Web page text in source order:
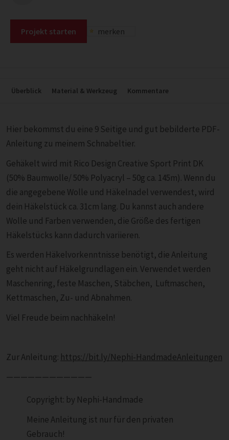
Projekt starten merken
Überblick Material & Werkzeug Kommentare
Hier bekommst du eine 9 Seitige und gut bebilderte PDF-
Anleitung zu meinem Schnabeltier.
Gehäkelt wird mit Rico Design Creative Sport Print DK
(50% Baumwolle/ 50% Polyacryl – 50g ca. 145m). Wenn du
die angegebene Wolle und Häkelnadel verwendest, wird
dein Häkelstück ca. 31cm lang. Du kannst auch andere
Wolle und Farben verwenden, die Größe des fertigen
Häkelstücks kann dadurch variieren.
Es werden Häkelvorkenntnisse benötigt, die Anleitung
geht nicht auf Häkelgrundlagen ein. Verwendet werden
Maschenring, feste Maschen, Stäbchen, Luftmaschen,
Kettmaschen, Zu- und Abnahmen.
Viel Freude beim nachhäkeln!
Zur Anleitung: https://bit.ly/Nephi-HandmadeAnleitungen
————————————
Copyright: by Nephi-Handmade
Meine Anleitung ist nur für den privaten
Gebrauch!